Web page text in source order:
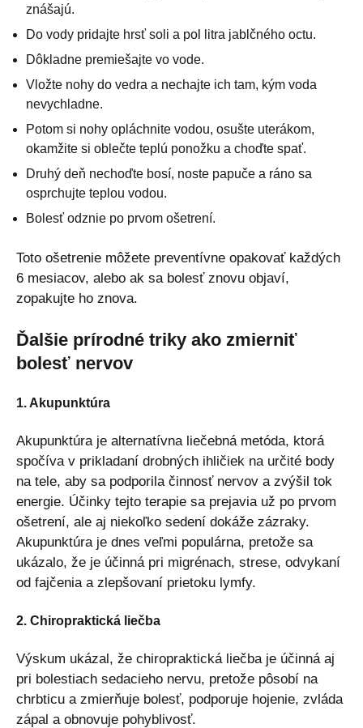
znášajú.
Do vody pridajte hrsť soli a pol litra jablčného octu.
Dôkladne premiešajte vo vode.
Vložte nohy do vedra a nechajte ich tam, kým voda
nevychladne.
Potom si nohy opláchnite vodou, osušte uterákom,
okamžite si oblečte teplú ponožku a choďte spať.
Druhý deň nechoďte bosí, noste papuče a ráno sa
osprchujte teplou vodou.
Bolesť odznie po prvom ošetrení.
Toto ošetrenie môžete preventívne opakovať každých
6 mesiacov, alebo ak sa bolesť znovu objaví,
zopakujte ho znova.
Ďalšie prírodné triky ako zmierniť
bolesť nervov
1. Akupunktúra
Akupunktúra je alternatívna liečebná metóda, ktorá
spočíva v prikladaní drobných ihličiek na určité body
na tele, aby sa podporila činnosť nervov a zvýšil tok
energie. Účinky tejto terapie sa prejavia už po prvom
ošetrení, ale aj niekoľko sedení dokáže zázraky.
Akupunktúra je dnes veľmi populárna, pretože sa
ukázalo, že je účinná pri migrénach, strese, odvykaní
od fajčenia a zlepšovaní prietoku lymfy.
2. Chiropraktická liečba
Výskum ukázal, že chiropraktická liečba je účinná aj
pri bolestiach sedacieho nervu, pretože pôsobí na
chrbticu a zmierňuje bolesť, podporuje hojenie, zvláda
zápal a obnovuje pohyblivosť.